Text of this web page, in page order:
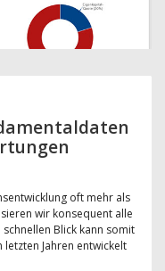
oft mehr als
wir konsequent alle
Blick kann somit
Jahren entwickelt